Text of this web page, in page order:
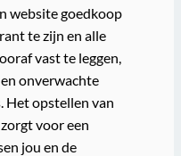
website goedkoop
te zijn en alle
vast te leggen,
onverwachte
Het opstellen van
voor een
jou en de